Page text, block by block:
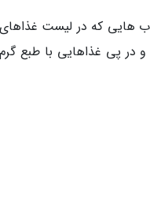
هایی که در لیست
و در پی غذاهایی با طبع